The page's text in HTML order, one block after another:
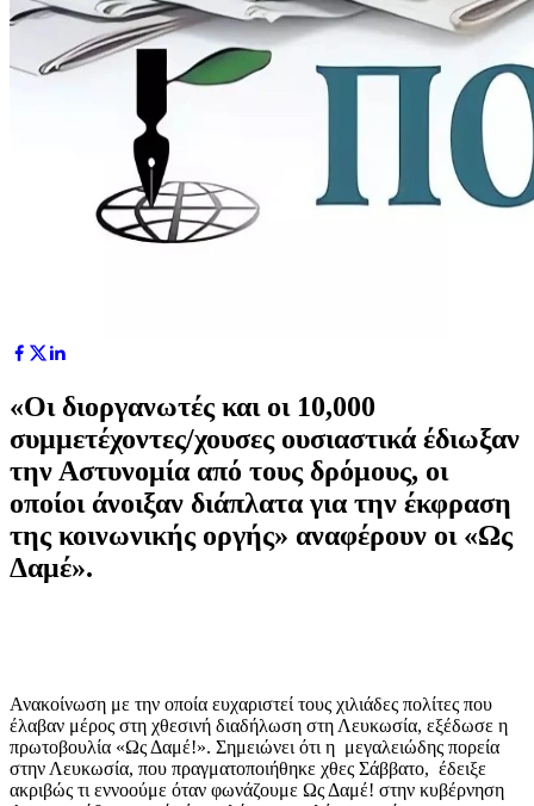
«Οι διοργανωτές και οι 10,000
συμμετέχοντες/χουσες ουσιαστικά έδιωξαν
την Αστυνομία από τους δρόμους, οι
οποίοι άνοιξαν διάπλατα για την έκφραση
της κοινωνικής οργής» αναφέρουν οι «Ως
Δαμέ».
Ανακοίνωση με την οποία ευχαριστεί τους χιλιάδες πολίτες που
έλαβαν μέρος στη χθεσινή διαδήλωση στη Λευκωσία, εξέδωσε η
πρωτοβουλία «Ως Δαμέ!». Σημειώνει ότι η μεγαλειώδης πορεία
στην Λευκωσία, που πραγματοποιήθηκε χθες Σάββατο, έδειξε
ακριβώς τι εννοούμε όταν φωνάζουμε Ως Δαμέ! στην κυβέρνηση